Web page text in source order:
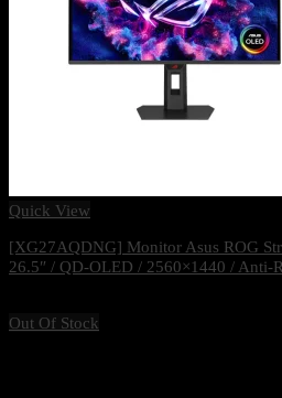
Quick View
[XG27AQDNG] Monitor Asus ROG
26.5″ / QD-OLED / 2560×1440 / Anti-
Out Of Stock